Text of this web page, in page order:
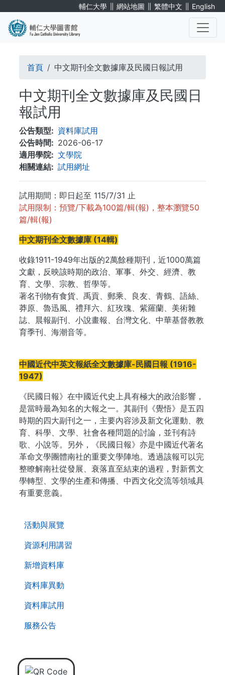
輔仁大學 ∥ 網站地圖 ∥ 繁體中文 ∥ English
活動與展覽
資源利用講習
新增資料庫
資料庫異動
資料庫試用
服務公告
導
航
連
結
首頁 中文期刊全文數據庫及民國日報試用
中文期刊全文數據庫及民國日
報試用
公告類型
資料庫試用
公告時間
2026-06-17
適用學院
文學院
相關連結
試用網址
試用期間：即日起至 115/7/31 止
試用限制：預覽/下載為100篇/輯(報)，整本瀏覽50
篇/輯(報)
中文期刊全文數據庫 (14輯)
收錄1911-1949年出版的2萬餘種期刊，近1000萬篇
文獻，反映該時期的政治、軍事、外交、經濟、教
育、文學、宗教、哲學等。
著名刊物有食貨、禹貢、郵乘、良友、青鶴、語絲、
莽原、魯迅風、禮拜六、紅玫瑰、紫羅蘭、美術雜
誌、晨報副刊、小說畫報、台灣文化、中華基督教教
育季刊、海潮音等。
中國近代中英文報紙全文數據庫-民國日報 (1916-
1947)
《民國日報》在中國近代史上具有極大的政治影響，
是當時最為知名的大報之一。其副刊《覺悟》是五四
時期的四大副刊之一，主要內容涉及新文化運動、教
育、科學、文學、社會各種問題的討論，並刊有詩
歌、小說等。另外，《民國日報》亦是中國近代著名
革命文學團體南社的重要文學陣地。透過該報可以完
整瞭解南社從發展、衰落直至結束的過程，對新舊文
學轉型、文學的生產和傳播、中西文化交流等領域具
有重要意義。